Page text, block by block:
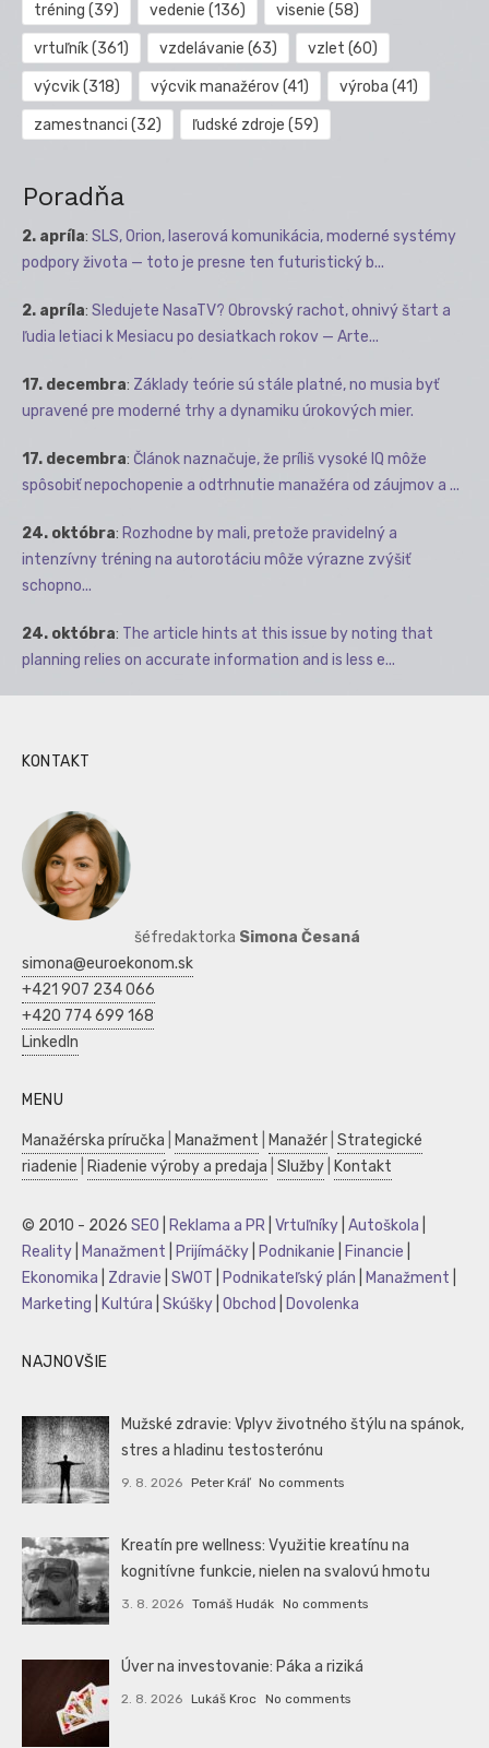
tréning (39) vedenie (136) visenie (58)
vrtuľník(361) vzdelávanie (63) vzlet (60)
výcvik(318) výcvik manažérov(41) výroba (41)
zamestnanci (32) ľudské zdroje (59)
Poradňa
2. apríla: SLS, Orion, laserová komunikácia, moderné systémy
podpory života — toto je presne ten futuristický b...
2. apríla: Sledujete NasaTV? Obrovský rachot, ohnivý štart a
ľudia letiaci k Mesiacu po desiatkach rokov — Arte...
17. decembra: Základy teórie sú stále platné, no musia byť
upravené pre moderné trhy a dynamiku úrokových mier.
17. decembra: Článok naznačuje, že príliš vysoké IQ môže
spôsobiť nepochopenie a odtrhnutie manažéra od záujmov a ...
24. októbra: Rozhodne by mali, pretože pravidelný a
intenzívny tréning na autorotáciu môže výrazne zvýšiť
schopno...
24. októbra: The article hints at this issue by noting that
planning relies on accurate information and is less e...
KONTAKT
šéfredaktorka Simona Česaná
simona@euroekonom.sk
+421 907 234 066
+420 774 699 168
LinkedIn
MENU
Manažérska príručka Manažment Manažér Strategické
riadenie
Riadenie výroby a predaja Služby Kontakt
© 2010 - 2026 SEO Reklama a PR Vrtuľníky Autoškola
Reality
Manažment Prijímáčky Podnikanie Financie
Ekonomika
Zdravie SWOT Podnikateľský plán Manažment
Marketing
Kultúra Skúšky Obchod Dovolenka
NAJNOVŠIE
Mužské zdravie: Vplyv životného štýlu na spánok,
stres a hladinu testosterónu
9. 8. 2026 Peter Kráľ No comments
Kreatín pre wellness: Využitie kreatínu na
kognitívne funkcie, nielen na svalovú hmotu
3. 8. 2026 Tomáš Hudák No comments
Úver na investovanie: Páka a riziká
2. 8. 2026 Lukáš Kroc No comments